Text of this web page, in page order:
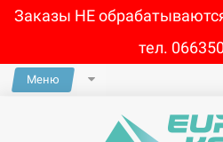
Заказы НЕ
тел.
Меню